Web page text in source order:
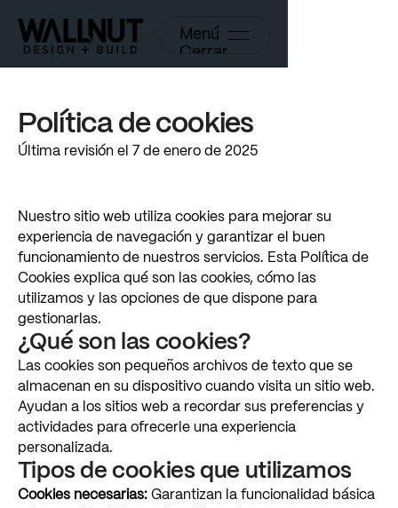
Menú
Cerrar
Política de cookies
Última revisión el 7 de enero de 2025
Nuestro sitio web utiliza cookies para mejorar su
experiencia de navegación y garantizar el
buen
funcionamiento de nuestros servicios. Esta Política de
Cookies explica qué son las cookies, cómo las
utilizamos y las opciones de que dispone para
gestionarlas.
¿Qué son las cookies?
Las cookies son pequeños archivos de texto que se
almacenan en su dispositivo cuando visita un sitio web.
Ayudan a los sitios web a recordar sus preferencias y
actividades para ofrecerle una experiencia
personalizada.
Tipos de cookies que utilizamos
Cookies necesarias: Garantizan la funcionalidad básica